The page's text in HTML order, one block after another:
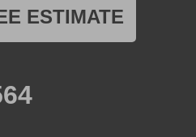
ESTIMATE